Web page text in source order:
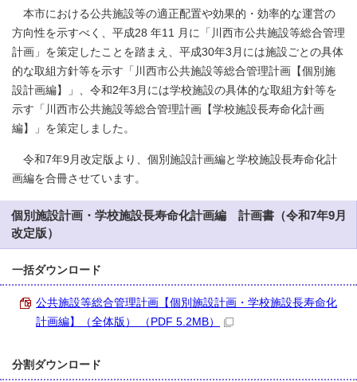
本市における公共施設等の適正配置や効果的・効率的な運営の
方向性を示すべく、平成28 年11 月に「川西市公共施設等総合管理
計画」を策定したことを踏まえ、平成30年3月には施設ごとの具体
的な取組方針等を示す「川西市公共施設等総合管理計画【個別施
設計画編】」、令和2年3月には学校施設の具体的な取組方針等を
示す「川西市公共施設等総合管理計画【学校施設長寿命化計画
編】」を策定しました。
令和7年9月改定版より、個別施設計画編と学校施設長寿命化計
画編を合冊させています。
個別施設計画・学校施設長寿命化計画編 計画書（令和7年9月
改定版）
一括ダウンロード
公共施設等総合管理計画【個別施設計画・学校施設長寿命化
計画編】（全体版） （PDF 5.2MB）
分割ダウンロード